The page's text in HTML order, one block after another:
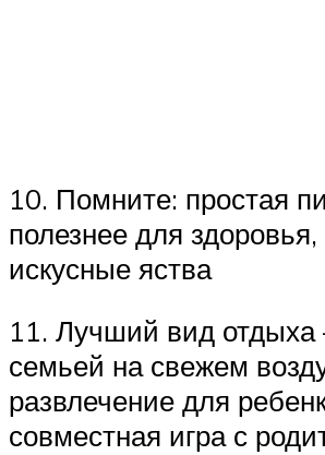
10. Помните: простая
полезнее для
искусные яства
11. Лучший вид отдыха
семьей на свежем
развлечение для
совместная игра с